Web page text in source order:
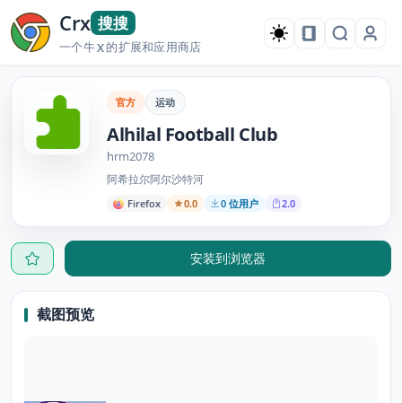
Crx 搜搜
一个牛X的扩展和应用商店
官方 运动
Alhilal Football Club
hrm2078
阿希拉尔阿尔沙特河
Firefox 0.0 0 位用户 2.0
安装到浏览器
截图预览